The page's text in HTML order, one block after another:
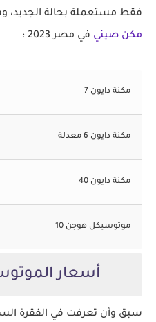
فقط مستعملة بحالة الجديد،
مكن صيني في مصر 2023 :
مكنة دايون 7
مكنة دايون 6 معدلة
مكنة دايون 40
موتوسيكل هوجن 10
أسعار
سبق وأن تعرفت في الفقرة